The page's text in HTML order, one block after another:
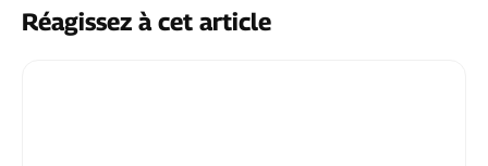
Réagissez à cet article